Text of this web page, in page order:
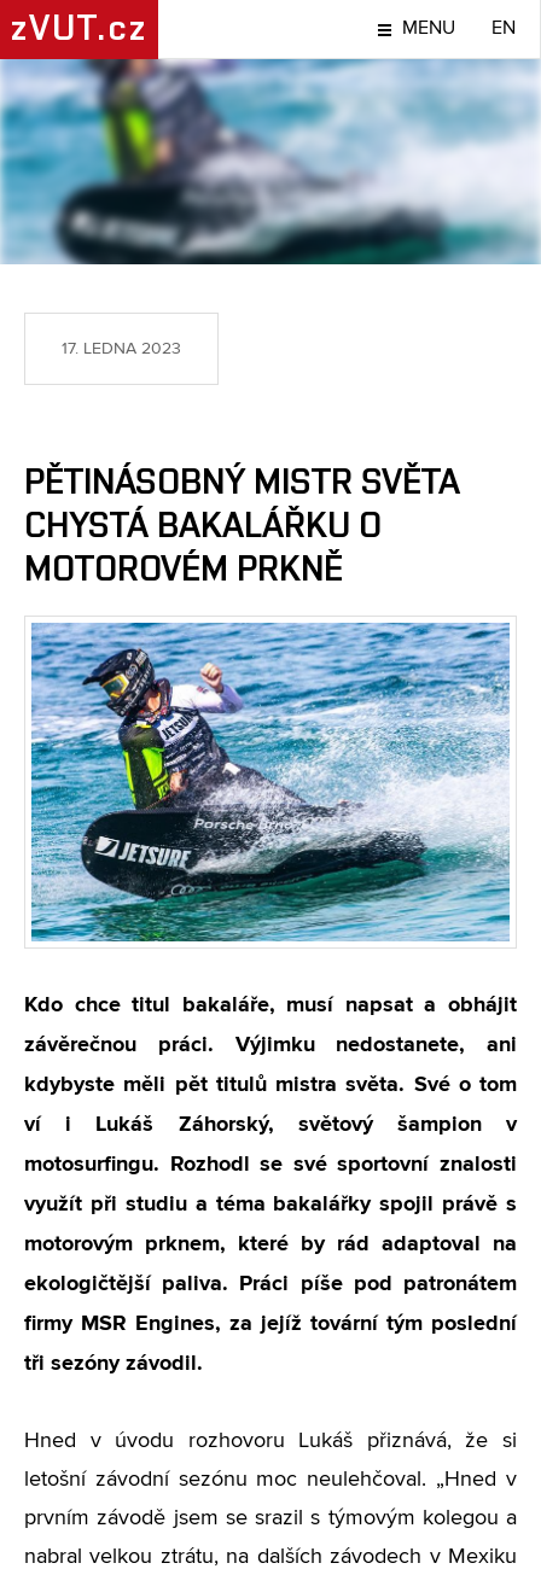
zVUT.cz MENU EN
SPORT
17. LEDNA 2023
PĚTINÁSOBNÝ MISTR SVĚTA
CHYSTÁ BAKALÁŘKU O
MOTOROVÉM PRKNĚ
Kdo chce titul bakaláře, musí napsat a obhájit
závěrečnou práci. Výjimku nedostanete, ani
kdybyste měli pět titulů mistra světa. Své o tom
ví i Lukáš Záhorský, světový šampion v
motosurfingu. Rozhodl se své sportovní znalosti
využít při studiu a téma bakalářky spojil právě s
motorovým prknem, které by rád adaptoval na
ekologičtější paliva. Práci píše pod patronátem
firmy MSR Engines, za jejíž tovární tým poslední
tři sezóny závodil.
Hned v úvodu rozhovoru Lukáš přiznává, že si
letošní závodní sezónu moc neulehčoval. „Hned v
prvním závodě jsem se srazil s týmovým kolegou a
nabral velkou ztrátu, na dalších závodech v Mexiku